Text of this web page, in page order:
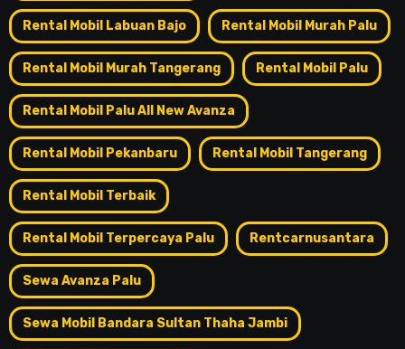
Rental Mobil Labuan Bajo Rental Mobil Murah Palu
Rental Mobil Murah Tangerang Rental Mobil Palu
Rental Mobil Palu All New Avanza
Rental Mobil Pekanbaru Rental Mobil Tangerang
Rental Mobil Terbaik
Rental Mobil Terpercaya Palu Rentcarnusantara
Sewa Avanza Palu
Sewa Mobil Bandara Sultan Thaha Jambi